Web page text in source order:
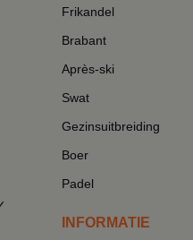
Frikandel
Brabant
Après-ski
Swat
Gezinsuitbreiding
Boer
Padel
INFORMATIE